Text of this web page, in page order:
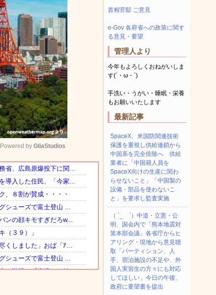
Mute
Powered by GliaStudios
首相官邸 ご意見
e-Gov 各府省への政策に関す
る意見・要望
管理人より
今年もよろしくおねがいしま
す(´・ω・`)
手洗い・うがい・睡眠・栄養
もお願いいたします
最新記事
SpaceX、米国防関連技術
保護を重視し供給連鎖から
中国系を完全排除へ 供給
業者に「中国籍人員を
SpaceX向けの生産に関わ
らせないこと」「中国製の
設備・部品を使わないこ
と」を要求し監査実施
（ ´_ゝ`）中道・立憲・公
明、国会内で「熊本地震対
策本部会議」各省庁からヒ
アリング・現地から意見聴
取「パーティション、人
手、宿泊施設の不足や、外
国人実習生の方々にも対応
してほしい」今日の午後、
政府に要望書を提出